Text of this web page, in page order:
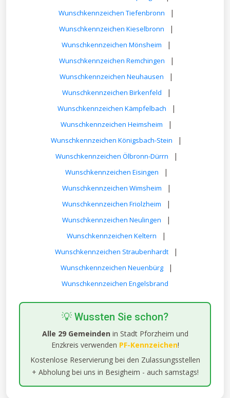
Wunschkennzeichen Tiefenbronn |
Wunschkennzeichen Kieselbronn |
Wunschkennzeichen Mönsheim |
Wunschkennzeichen Remchingen |
Wunschkennzeichen Neuhausen |
Wunschkennzeichen Birkenfeld |
Wunschkennzeichen Kämpfelbach |
Wunschkennzeichen Heimsheim |
Wunschkennzeichen Königsbach-Stein |
Wunschkennzeichen Ölbronn-Dürrn |
Wunschkennzeichen Eisingen |
Wunschkennzeichen Wimsheim |
Wunschkennzeichen Friolzheim |
Wunschkennzeichen Neulingen |
Wunschkennzeichen Keltern |
Wunschkennzeichen Straubenhardt |
Wunschkennzeichen Neuenbürg |
Wunschkennzeichen Engelsbrand
💡 Wussten Sie schon?
Alle 29 Gemeinden in Stadt Pforzheim und
Enzkreis verwenden PF-Kennzeichen!
Kostenlose Reservierung bei den Zulassungsstellen
+ Abholung bei uns in Besigheim - auch samstags!